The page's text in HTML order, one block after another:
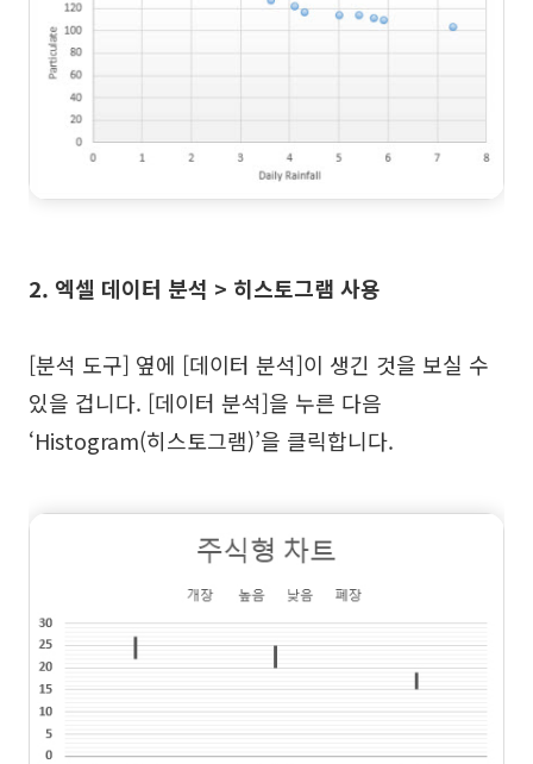
2. 엑셀 데이터 분석 > 히스토그램 사용
[분석 도구] 옆에 [데이터 분석]이 생긴 것을 보실 수
있을 겁니다. [데이터 분석]을 누른 다음
‘Histogram(히스토그램)’을 클릭합니다.